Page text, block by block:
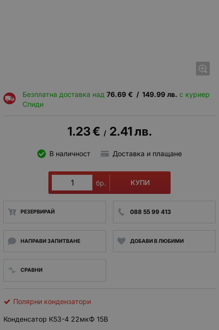
Безплатна доставка над 76.69 € / 149.99 лв. с куриер
Спиди
1.23€ / 2.41лв.
В наличност Доставка и плащане
бр. КУПИ
РЕЗЕРВИРАЙ 088 55 99 413
НАПРАВИ ЗАПИТВАНЕ ДОБАВИ В ЛЮБИМИ
СРАВНИ
Полярни кондензатори
Конденсатор К53-4 22мкФ 15В